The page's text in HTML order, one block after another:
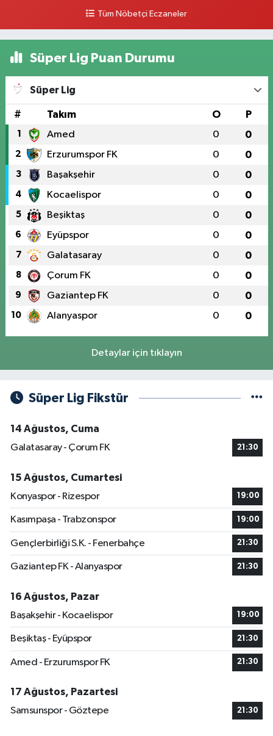
Tüm Nöbetçi Eczaneler
Süper Lig Puan Durumu
Süper Lig
# Takım O P
1 Amed 0 0
2 Erzurumspor FK 0 0
3 Başakşehir 0 0
4 Kocaelispor 0 0
5 Beşiktaş 0 0
6 Eyüpspor 0 0
7 Galatasaray 0 0
8 Çorum FK 0 0
9 Gaziantep FK 0 0
10 Alanyaspor 0 0
Detaylar için tıklayın
Süper Lig Fikstür
14 Ağustos, Cuma
Galatasaray - Çorum FK
21:30
15 Ağustos, Cumartesi
Konyaspor - Rizespor
19:00
Kasımpaşa - Trabzonspor 19:00
Gençlerbirliği S.K. - Fenerbahçe 21:30
Gaziantep FK - Alanyaspor 21:30
16 Ağustos, Pazar
Başakşehir - Kocaelispor
19:00
Beşiktaş - Eyüpspor 21:30
Amed - Erzurumspor FK 21:30
17 Ağustos, Pazartesi
Samsunspor - Göztepe
21:30